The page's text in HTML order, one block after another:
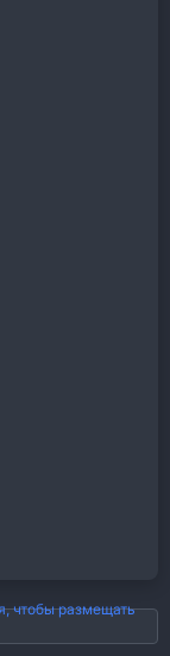
чтобы размещать